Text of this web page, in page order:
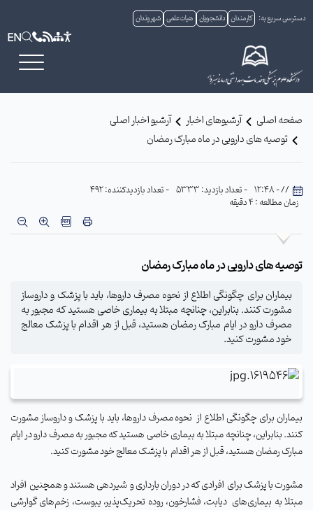
دسترسی سریع به: کارمندان دانشجویان هیات علمی شهروندان
EN
صفحه اصلی آرشیوهای اخبار
آرشیو اخبار اصلی
توصیه های دارویی در ماه مبارک رمضان
// - 12:48 - تعداد بازدید: 5333
- تعداد بازدیدکننده: 492
زمان مطالعه : 4 دقیقه
توصیه های دارویی در ماه مبارک رمضان
بیماران برای چگونگی اطلاع از نحوه مصرف داروها، باید با پزشک و داروساز
مشورت کنند. بنابراین، چنانچه مبتلا به بیماری خاصی هستید که مجبور به
مصرف دارو در ایام مبارک رمضان هستید، قبل از هر اقدام با پزشک معالج
خود مشورت کنید.
بیماران برای چگونگی اطلاع از نحوه مصرف داروها، باید با پزشک و داروساز مشورت
کنند. بنابراین، چنانچه مبتلا به بیماری خاصی هستید که مجبور به مصرف دارو در ایام
مبارک رمضان هستید، قبل از هر اقدام با پزشک معالج خود مشورت کنید.
مشورت با پزشک برای افرادی که در دوران بارداری و شیردهی هستند و همچنین افراد
مبتلا به بیماری‌های دیابت، فشارخون، روده تحریک‌پذیر، یبوست، زخم‌های گوارشی